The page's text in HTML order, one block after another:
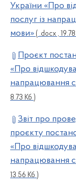
України «Про
послуг із
мови» ( .docx ,
Проєкт
«Про
напрацювання
8.73 Кб )
Звіт про
проєкту
«Про
напрацювання
13.56 Кб )